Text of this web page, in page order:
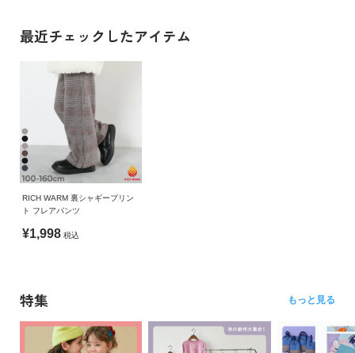
最近チェックしたアイテム
RICH WARM 裏シャギープリン
ト フレアパンツ
¥1,998 税込
特集 もっと見る